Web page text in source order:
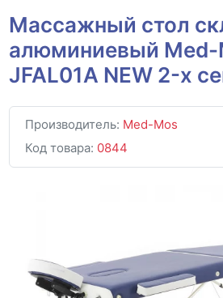
Массажный стол
алюминиевый Med-
JFAL01A NEW 2-х
Производитель: Med-Mos
Код товара: 0844